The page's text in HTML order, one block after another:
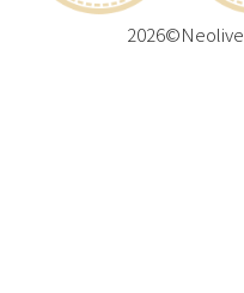
2026©Neolive